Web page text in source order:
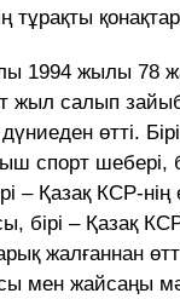
тұрақты
1994 жылы 78
жыл салып
өтті.
спорт шебері,
– Қазақ КСР-нің
бірі – Қазақ КСР-
жалғаннан
мен жайсаңы